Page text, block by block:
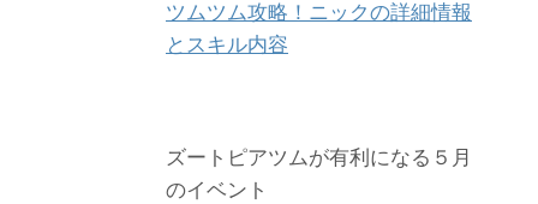
ツムツム攻略！ニックの詳細情報
とスキル内容
ズートピアツムが有利になる５月
のイベント